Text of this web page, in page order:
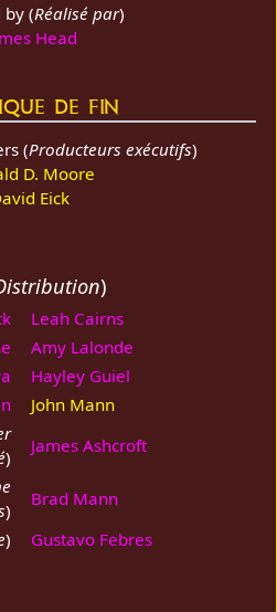
by (Réalisé par)
Head
de fin
(Producteurs exécutifs)
D. Moore
Eick
)
Leah Cairns
Amy Lalonde
Hayley Guiel
John Mann
)
James Ashcroft
)
Brad Mann
) Gustavo Febres